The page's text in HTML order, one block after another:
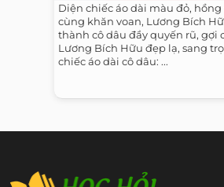
Diện chiếc áo dài màu đỏ,
cùng khăn voan, Lương Bích
thành cô dâu đầy quyến rũ, gợi
Lương Bích Hữu đẹp lạ, sang
chiếc áo dài cô dâu: ...